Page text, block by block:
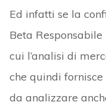
Ed infatti se la
Beta
cui l’analisi di
che quindi
da analizzare